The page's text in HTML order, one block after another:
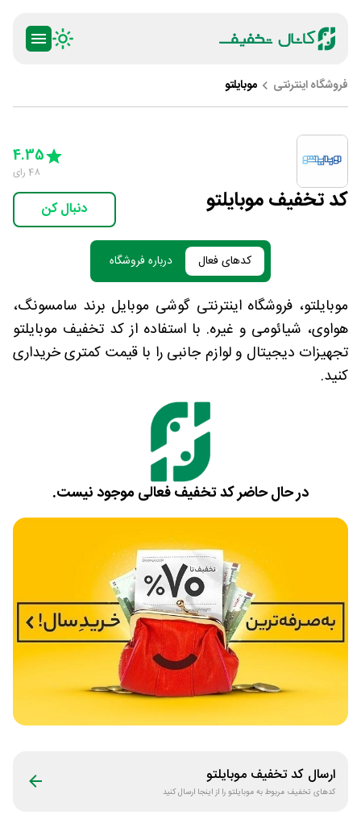
فروشگاه اینترنتی موبایلتو
کد تخفیف موبایلتو
3 Stars
4 Stars
5 Stars
4.35
48 رای
دنبال کن
کدهای فعال درباره فروشگاه
موبایلتو، فروشگاه اینترنتی گوشی موبایل برند سامسونگ،
هواوی، شیائومی و غیره. با استفاده از کد تخفیف موبایلتو
تجهیزات دیجیتال و لوازم جانبی را با قیمت کمتری خریداری
کنید.
در حال حاضر کد تخفیف فعالی موجود نیست.
ارسال کد تخفیف موبایلتو
کدهای تخفیف مربوط بهموبایلتورا از اینجا ارسال کنید